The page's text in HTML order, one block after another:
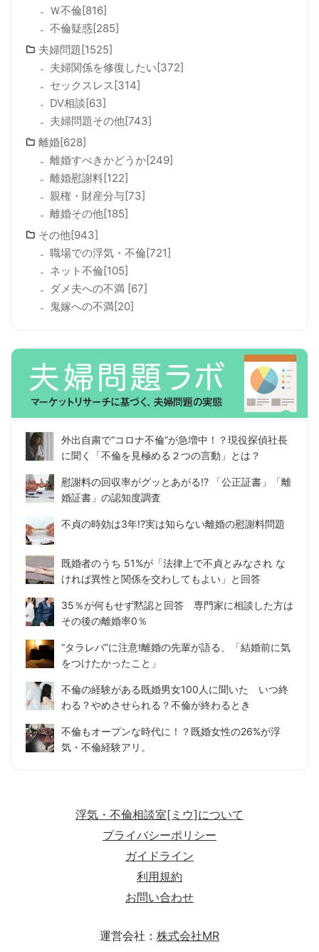
Ｗ不倫[816]
不倫疑惑[285]
夫婦問題[1525]
夫婦関係を修復したい[372]
セックスレス[314]
DV相談[63]
夫婦問題その他[743]
離婚[628]
離婚すべきかどうか[249]
離婚慰謝料[122]
親権・財産分与[73]
離婚その他[185]
その他[943]
職場での浮気・不倫[721]
ネット不倫[105]
ダメ夫への不満 [67]
鬼嫁への不満[20]
外出自粛で“コロナ不倫”が急増中！？現役探偵社長
に聞く「不倫を見極める２つの言動」とは？
慰謝料の回収率がグッとあがる!? 「公正証書」「離
婚証書」の認知度調査
不貞の時効は3年!?実は知らない離婚の慰謝料問題
既婚者のうち 51%が「法律上で不貞とみなされ な
ければ異性と関係を交わしてもよい」と回答
35％が何もせず黙認と回答 専門家に相談した方は
その後の離婚率0％
“タラレバ”に注意!離婚の先輩が語る、「結婚前に気
をつけたかったこと」
不倫の経験がある既婚男女100人に聞いた いつ終
わる？やめさせられる？不倫が終わるとき
不倫もオープンな時代に！？既婚女性の26%が浮
気・不倫経験アリ。
浮気・不倫相談室[ミウ]について
プライバシーポリシー
ガイドライン
利用規約
お問い合わせ
運営会社： 株式会社MR